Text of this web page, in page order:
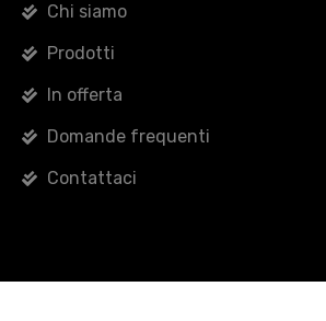
Chi siamo
Prodotti
In offerta
Domande frequenti
Contattaci